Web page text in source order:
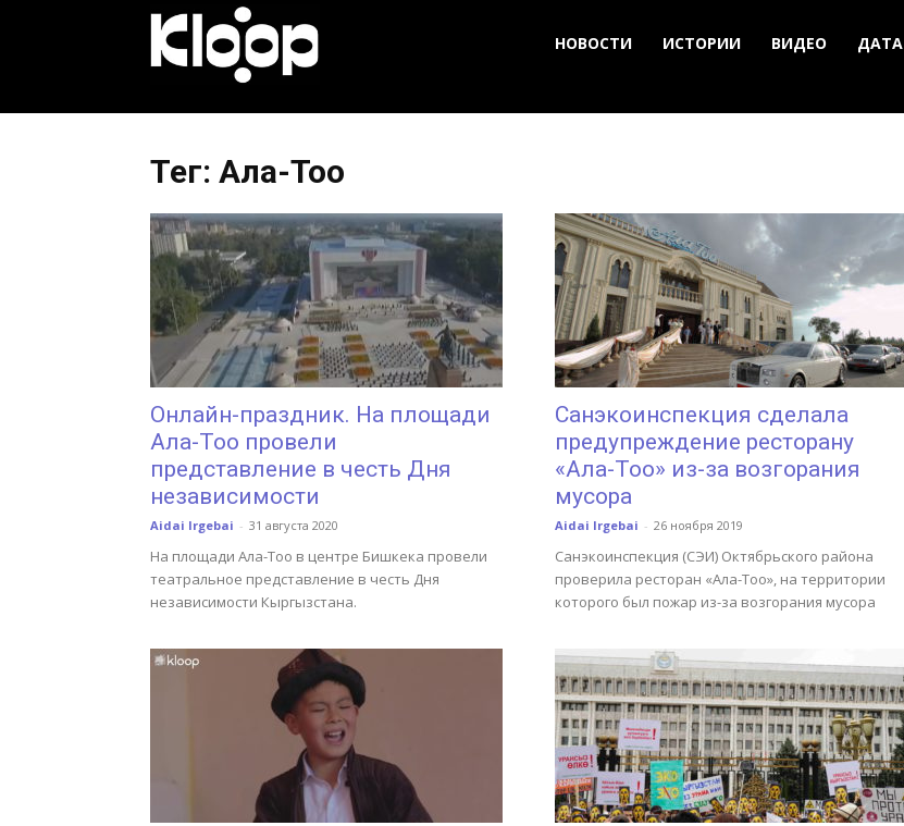
Новости
Кыргызстана
НОВОСТИ ИСТОРИИ ВИДЕО ДАТА
Тег: Ала-Тоо
Онлайн-праздник. На площади
Ала-Тоо провели
представление в честь Дня
независимости
Aidai Irgebai - 31 августа 2020
На площади Ала-Тоо в центре Бишкека провели
театральное представление в честь Дня
независимости Кыргызстана.
Санэкоинспекция сделала
предупреждение ресторану
«Ала-Тоо» из-за возгорания
мусора
Aidai Irgebai - 26 ноября 2019
Санэкоинспекция (СЭИ) Октябрьского района
проверила ресторан «Ала-Тоо», на территории
которого был пожар из-за возгорания мусора